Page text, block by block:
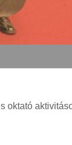
oktató